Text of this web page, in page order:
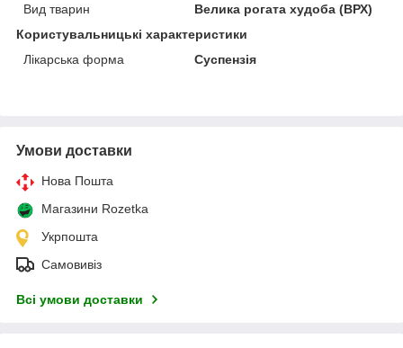
Вид тварин
Велика рогата худоба (ВРХ)
Користувальницькі характеристики
Лікарська форма
Суспензія
Умови доставки
Нова Пошта
Магазини Rozetka
Укрпошта
Самовивіз
Всі умови доставки